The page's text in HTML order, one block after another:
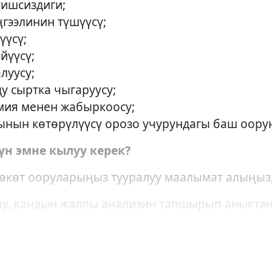
түшүүсү;
сыртка чыгаруусу;
менен жабыркоосу;
көтөрүлүүсү орозо учурундагы баш
эмне кылуу керек?
ооруларыңыз тууралуу маалымат
кандын жалпы анализин тапшырып